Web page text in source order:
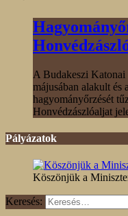
A Budakeszi
májusában alakult és
hagyományőrzését
Honvédzászlóaljat
Pályázatok
Köszönjük a
Keresés: